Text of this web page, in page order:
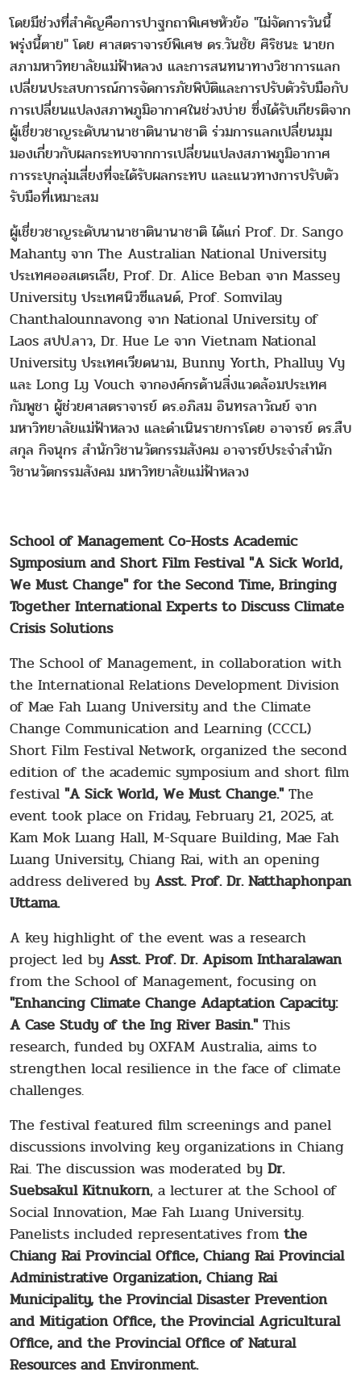
โดยมีช่วงที่สำคัญคือการปาฐกถาพิเศษหัวข้อ "ไม่จัดการวันนี้
พรุ่งนี้ตาย" โดย ศาสตราจารย์พิเศษ ดร.วันชัย ศิริชนะ นายก
สภามหาวิทยาลัยแม่ฟ้าหลวง และการสนทนาทางวิชาการแลก
เปลี่ยนประสบการณ์การจัดการภัยพิบัติและการปรับตัวรับมือกับ
การเปลี่ยนแปลงสภาพภูมิอากาศในช่วงบ่าย ซึ่งได้รับเกียรติจาก
ผู้เชี่ยวชาญระดับนานาชาตินานาชาติ ร่วมการแลกเปลี่ยนมุม
มองเกี่ยวกับผลกระทบจากการเปลี่ยนแปลงสภาพภูมิอากาศ
การระบุกลุ่มเสี่ยงที่จะได้รับผลกระทบ และแนวทางการปรับตัว
รับมือที่เหมาะสม
ผู้เชี่ยวชาญระดับนานาชาตินานาชาติ ได้แก่ Prof. Dr. Sango
Mahanty จาก The Australian National University
ประเทศออสเตรเลีย, Prof. Dr. Alice Beban จาก Massey
University ประเทศนิวซีแลนด์, Prof. Somvilay
Chanthalounnavong จาก National University of
Laos สปป.ลาว, Dr. Hue Le จาก Vietnam National
University ประเทศเวียดนาม, Bunny Yorth, Phalluy Vy
และ Long Ly Vouch จากองค์กรด้านสิ่งแวดล้อมประเทศ
กัมพูชา ผู้ช่วยศาสตราจารย์ ดร.อภิสม อินทรลาวัณย์ จาก
มหาวิทยาลัยแม่ฟ้าหลวง และดำเนินรายการโดย อาจารย์ ดร.สืบ
สกุล กิจนุกร สำนักวิชานวัตกรรมสังคม อาจารย์ประจำสำนัก
วิชานวัตกรรมสังคม มหาวิทยาลัยแม่ฟ้าหลวง
School of Management Co-Hosts Academic
Symposium and Short Film Festival "A Sick World,
We Must Change" for the Second Time, Bringing
Together International Experts to Discuss Climate
Crisis Solutions
The School of Management, in collaboration with
the International Relations Development Division
of Mae Fah Luang University and the Climate
Change Communication and Learning (CCCL)
Short Film Festival Network, organized the second
edition of the academic symposium and short film
festival "A Sick World, We Must Change."The
event took place on Friday, February 21, 2025, at
Kam Mok Luang Hall, M-Square Building, Mae Fah
Luang University, Chiang Rai, with an opening
address delivered by Asst. Prof. Dr. Natthaphonpan
Uttama.
A key highlight of the event was a research
project led by Asst. Prof. Dr. Apisom Intharalawan
from the School of Management, focusing on
"Enhancing Climate Change Adaptation Capacity:
A Case Study of the Ing River Basin."This
research, funded by OXFAM Australia, aims to
strengthen local resilience in the face of climate
challenges.
The festival featured film screenings and panel
discussions involving key organizations in Chiang
Rai. The discussion was moderated by Dr.
Suebsakul Kitnukorn, a lecturer at the School of
Social Innovation, Mae Fah Luang University.
Panelists included representatives from the
Chiang Rai Provincial Office, Chiang Rai Provincial
Administrative Organization, Chiang Rai
Municipality, the Provincial Disaster Prevention
and Mitigation Office, the Provincial Agricultural
Office, and the Provincial Office of Natural
Resources and Environment.